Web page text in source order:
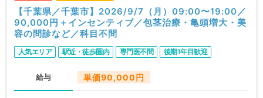
【千葉県／千葉市】2026/9/7（月）09:00〜19:00／
90,000円＋インセンティブ／包茎治療・亀頭増大・美
容の問診など／科目不問
人気エリア 駅近・徒歩圏内 専門医不問 後期1年目歓迎
給与 単価90,000円